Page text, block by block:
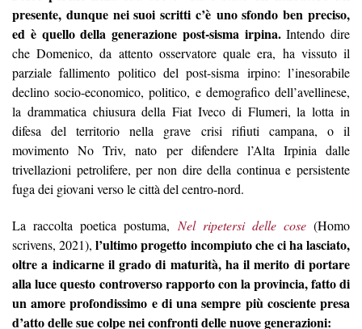
presente, dunque nei suoi scritti c’è uno sfondo ben preciso,
ed è quello della generazione post-sisma irpina.Intendo dire
che Domenico, da attento osservatore quale era, ha vissuto il
parziale fallimento politico del post-sisma irpino: l’inesorabile
declino socio-economico, politico, e demografico dell’avellinese,
la drammatica chiusura della Fiat Iveco di Flumeri, la lotta in
difesa del territorio nella grave crisi rifiuti campana, o il
movimento No Triv, nato per difendere l’Alta Irpinia dalle
trivellazioni petrolifere, per non dire della continua e persistente
fuga dei giovani verso le città del centro-nord.
La raccolta poetica postuma, Nel ripetersi delle cose(Homo
scrivens, 2021),l’ultimo progetto incompiuto che ci ha lasciato,
oltre a indicarne il grado di maturità, ha il merito di portare
alla luce questo controverso rapporto con la provincia, fatto di
un amore profondissimo e di una sempre più cosciente presa
d’atto delle sue colpe nei confronti delle nuove generazioni: